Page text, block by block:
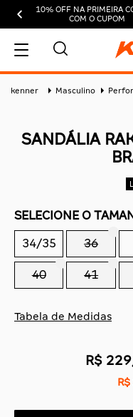
10% OFF NA PRIMEIRA
COM O CUPOM
BÁSICAS
TOTAL:
kenner Masculino
SANDÁLIA
SELECIONE O
34/35 36
40 41
Tabela de Medidas
R$